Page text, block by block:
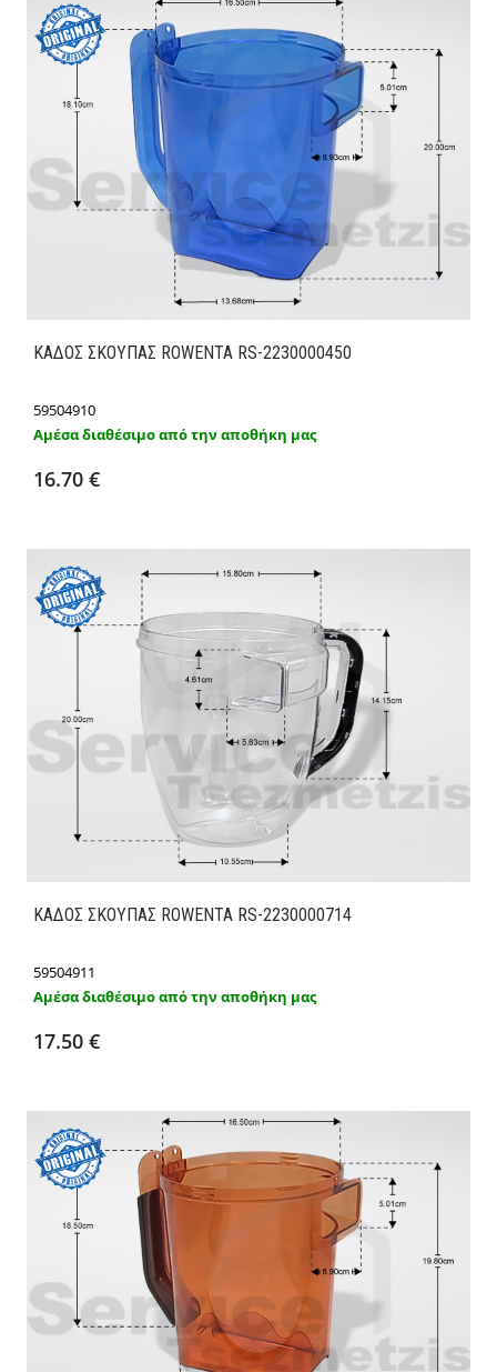
ΚΑΔΟΣ ΣΚΟΥΠΑΣ ROWENTA RS-2230000450
59504910
Αμέσα διαθέσιμο από την αποθήκη μας
16.70 €
Προσθήκη στο καλάθι
ΚΑΔΟΣ ΣΚΟΥΠΑΣ ROWENTA RS-2230000714
59504911
Αμέσα διαθέσιμο από την αποθήκη μας
17.50 €
Προσθήκη στο καλάθι